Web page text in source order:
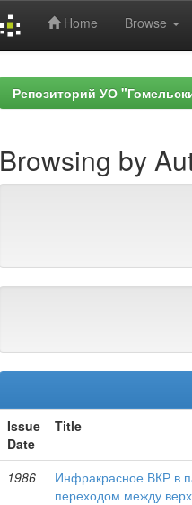
Home Browse
Репозиторий УО
Browsing by
Issue
Date
Title
1986
Инфракрасное ВКР в
переходом между